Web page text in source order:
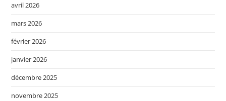
avril 2026
mars 2026
février 2026
janvier 2026
décembre 2025
novembre 2025